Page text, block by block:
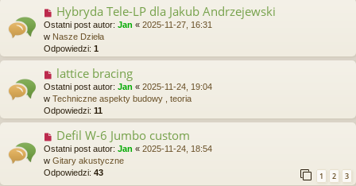
o
s
t
N
o
w
y
p
o
s
t
Hybryda Tele-LP dla Jakub Andrzejewski
Ostatni post autor: Jan « 2025-11-27, 16:31
w Nasze Dzieła
Odpowiedzi: 1
N
o
w
y
p
o
s
t
lattice bracing
Ostatni post autor: Jan « 2025-11-24, 19:04
w Techniczne aspekty budowy , teoria
Odpowiedzi: 11
N
o
w
y
p
Defil W-6 Jumbo custom
Ostatni post autor: Jan « 2025-11-24, 18:54
w Gitary akustyczne
Odpowiedzi: 43 1 2 3